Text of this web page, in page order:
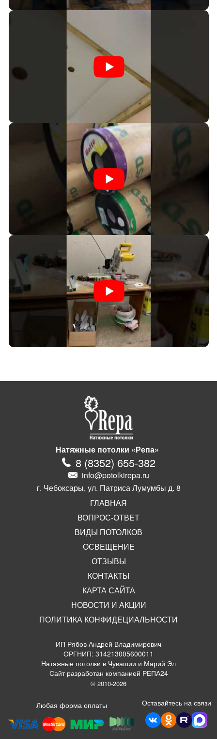
Натяжные потолки «Репа»
8 (8352) 655-382
info@potolkirepa.ru
г. Чебоксары, ул. Патриса Лумумбы д. 8
ГЛАВНАЯ
ВОПРОС-ОТВЕТ
ВИДЫ ПОТОЛКОВ
ОСВЕЩЕНИЕ
ОТЗЫВЫ
КОНТАКТЫ
КАРТА САЙТА
НОВОСТИ И АКЦИИ
ПОЛИТИКА КОНФИДЕЦИАЛЬНОСТИ
ИП Рябов Андрей Владимирович
ОРГНИП: 314213005600011
Натяжные потолки в Чувашии и Марий Эл
Сайт разработан компанией РЕПА24
© 2010-2026
Любая форма оплаты Оставайтесь на связи